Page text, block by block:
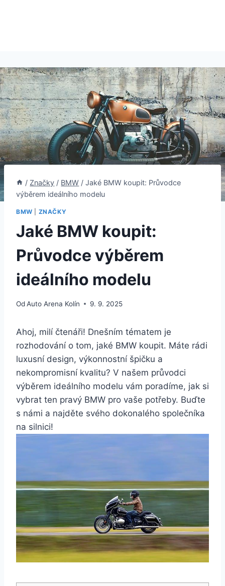
/ Značky / BMW / Jaké BMW koupit: Průvodce
výběrem ideálního modelu
BMW ZNAČKY
Jaké BMW koupit:
Průvodce výběrem
ideálního modelu
OdAuto Arena Kolín 9. 9. 2025
Ahoj, milí čtenáři! Dnešním tématem je
rozhodování o tom, jaké BMW koupit. Máte rádi
luxusní design, výkonnostní špičku a
nekompromisní kvalitu? V našem průvodci
výběrem ideálního modelu vám poradíme, jak si
vybrat ten pravý BMW pro vaše potřeby. Buďte
s námi a najděte svého dokonalého společníka
na silnici!